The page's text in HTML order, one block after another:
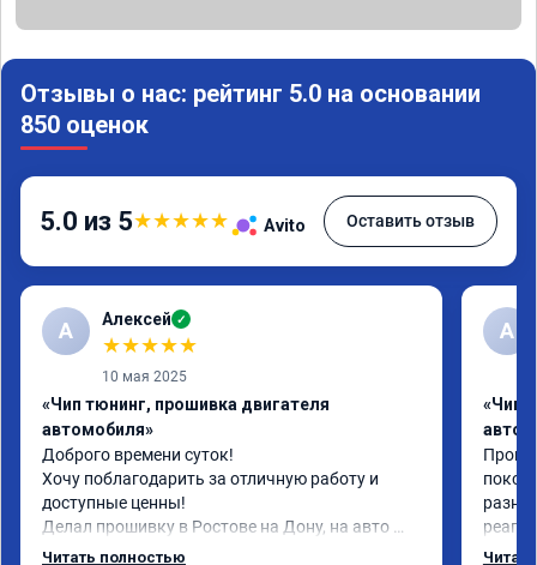
Отзывы о нас: рейтинг 5.0 на основании
850 оценок
5.0 из 5★★★★★ Avito Оставить отзыв
А Алексей ✓
★★★★★
10 мая 2025
«Чип тюнинг, прошивка двигателя
автомобиля»
Доброго времени суток!
Хочу поблагодарить за отличную работу и
доступные ценны!
Делал прошивку в Ростове на Дону, на авто
шевроле круз 1.8 (141 л.с)с акпп 2013г.в.
Читать полностью
А
«Чип